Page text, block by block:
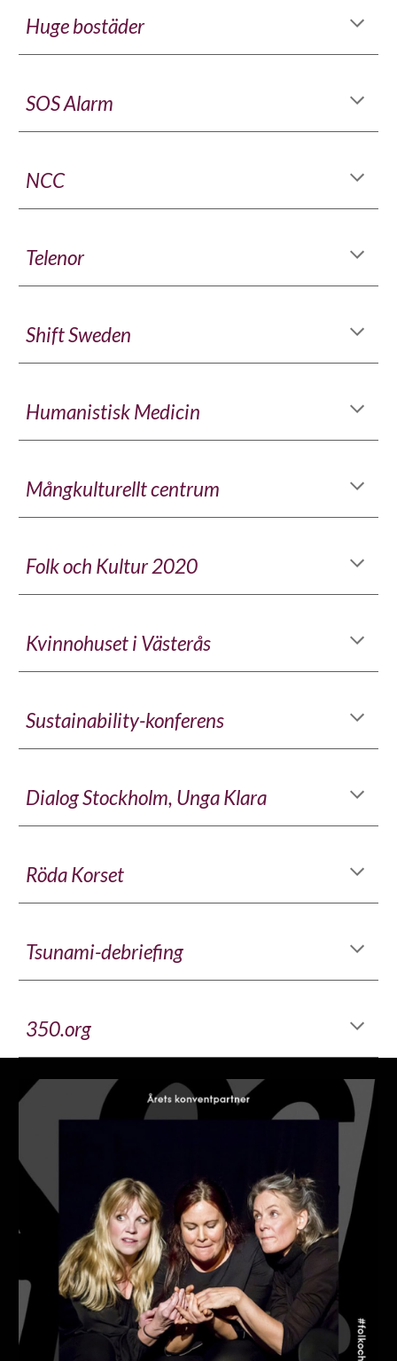
Huge bostäder
SOS Alarm
NCC
Telenor
Shift Sweden
Humanistisk Medicin
Mångkulturellt centrum
Folk och Kultur 2020
Kvinnohuset i Västerås
Sustainability-konferens
Dialog Stockholm, Unga Klara
Röda Korset
Tsunami-debriefing
350.org